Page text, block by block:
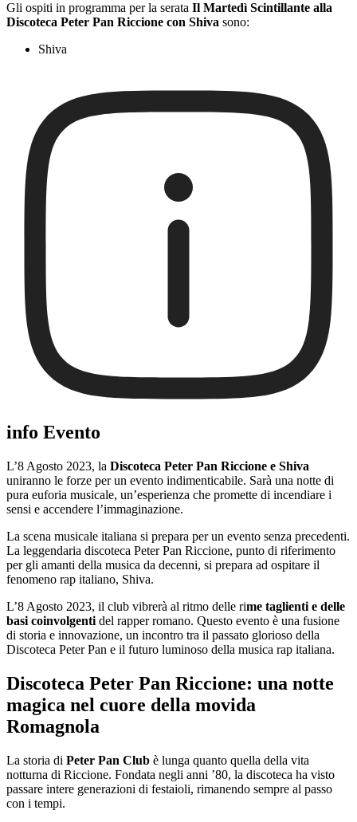
Gli ospiti in programma per la serata Il Martedì Scintillante alla
Discoteca Peter Pan Riccione con Shiva sono:
Shiva
info Evento
L’8 Agosto 2023, la Discoteca Peter Pan Riccione e Shiva
uniranno le forze per un evento indimenticabile. Sarà una notte di
pura euforia musicale, un’esperienza che promette di incendiare i
sensi e accendere l’immaginazione.
La scena musicale italiana si prepara per un evento senza precedenti.
La leggendaria discoteca Peter Pan Riccione, punto di riferimento
per gli amanti della musica da decenni, si prepara ad ospitare il
fenomeno rap italiano, Shiva.
L’8 Agosto 2023, il club vibrerà al ritmo delle rime taglienti e delle
basi coinvolgenti del rapper romano. Questo evento è una fusione
di storia e innovazione, un incontro tra il passato glorioso della
Discoteca Peter Pan e il futuro luminoso della musica rap italiana.
Discoteca Peter Pan Riccione: una notte
magica nel cuore della movida
Romagnola
La storia di Peter Pan Club è lunga quanto quella della vita
notturna di Riccione. Fondata negli anni ’80, la discoteca ha visto
passare intere generazioni di festaioli, rimanendo sempre al passo
con i tempi.